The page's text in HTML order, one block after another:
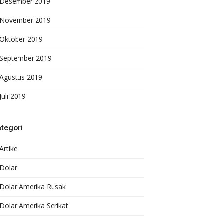
November 2019
Oktober 2019
September 2019
Agustus 2019
Juli 2019
Artikel
Dolar
Dolar Amerika Rusak
Dolar Amerika Serikat